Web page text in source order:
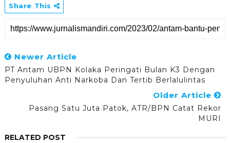
Share This
Newer Article
PT Antam UBPN Kolaka Peringati Bulan K3 Dengan
Penyuluhan Anti Narkoba Dan Tertib Berlalulintas
Older Article
Pasang Satu Juta Patok, ATR/BPN Catat Rekor
MURI
RELATED POST